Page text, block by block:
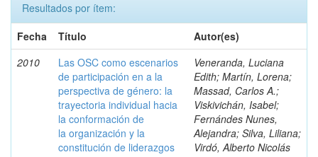
Resultados por ítem:
Fecha
Título
Autor(es)
2010
Las OSC como escenarios
de participación en a la
perspectiva de género: la
trayectoria individual hacia
la conformación de
la organización y la
constitución de liderazgos
Veneranda, Luciana
Edith; Martín, Lorena;
Massad, Carlos A.;
Viskivichán, Isabel;
Fernándes Nunes,
Alejandra; Silva, Liliana;
Virdó, Alberto Nicolás